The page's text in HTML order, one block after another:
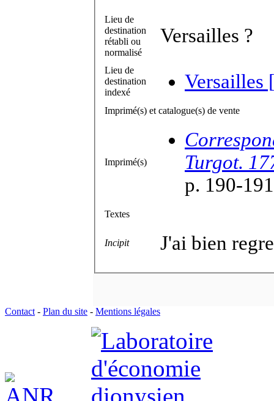
Lieu de
destination
rétabli ou
normalisé
Versailles ?
Lieu de
destination
indexé
Versailles
Imprimé(s) et catalogue(s) de vente
Imprimé(s)
Turgot.
p. 190-191
Textes
Incipit J'ai bien
Contact - Plan du site - Mentions légales